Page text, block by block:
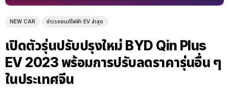
NEW CAR ข่าวรถยนต์ไฟฟ้า EV ล่าสุด
เปิดตัวรุ่นปรับปรุงใหม่ BYD Qin Plus
EV 2023 พร้อมการปรับลดราคารุ่นอื่น ๆ
ในประเทศจีน